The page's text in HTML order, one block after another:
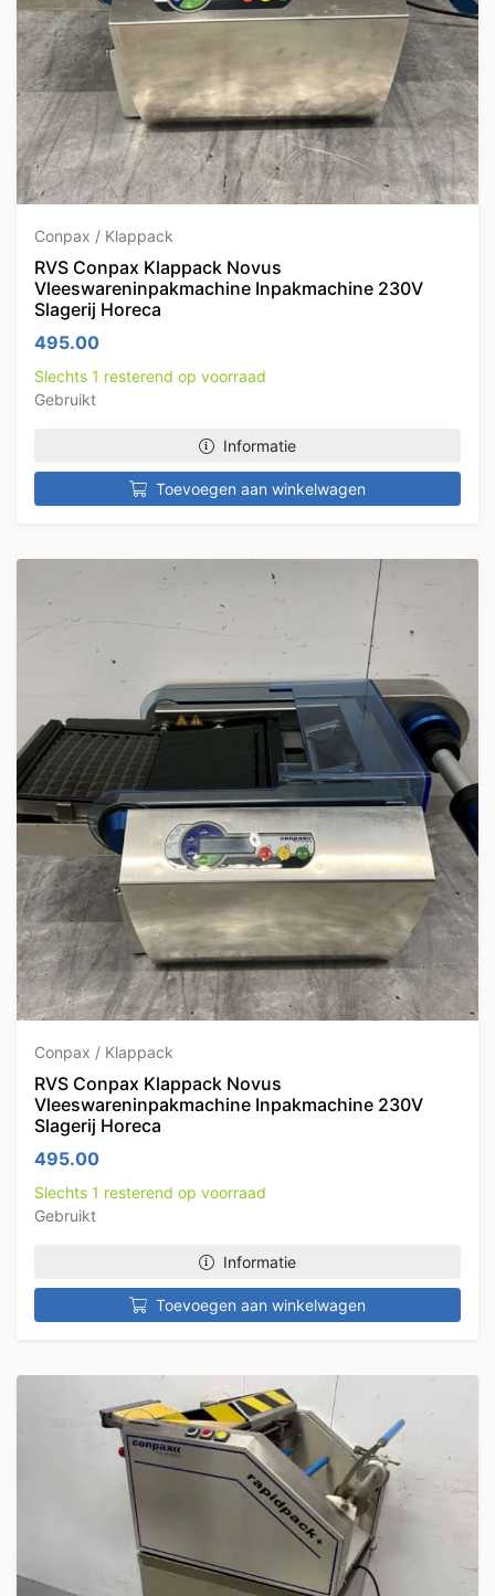
Conpax / Klappack
RVS Conpax Klappack Novus
Vleeswareninpakmachine Inpakmachine 230V
Slagerij Horeca
495.00
Slechts 1 resterend op voorraad
Gebruikt
Informatie
Toevoegen aan winkelwagen
Conpax / Klappack
RVS Conpax Klappack Novus
Vleeswareninpakmachine Inpakmachine 230V
Slagerij Horeca
495.00
Slechts 1 resterend op voorraad
Gebruikt
Informatie
Toevoegen aan winkelwagen